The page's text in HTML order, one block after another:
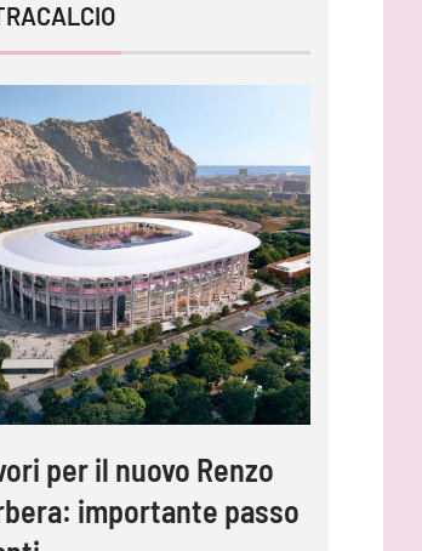
per il nuovo Renzo
importante passo